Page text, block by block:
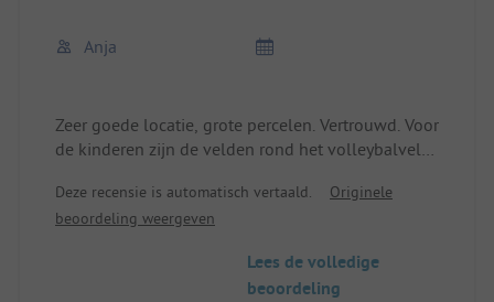
Anja
Zeer goede locatie, grote percelen. Vertrouwd. Voor
de kinderen zijn de velden rond het volleybalveld
kinderen maken snel vriendjes.
Heerlijke croissants en pizza.
Deze recensie is automatisch vertaald.
Originele
beoordeling weergeven
Lees de volledige
beoordeling